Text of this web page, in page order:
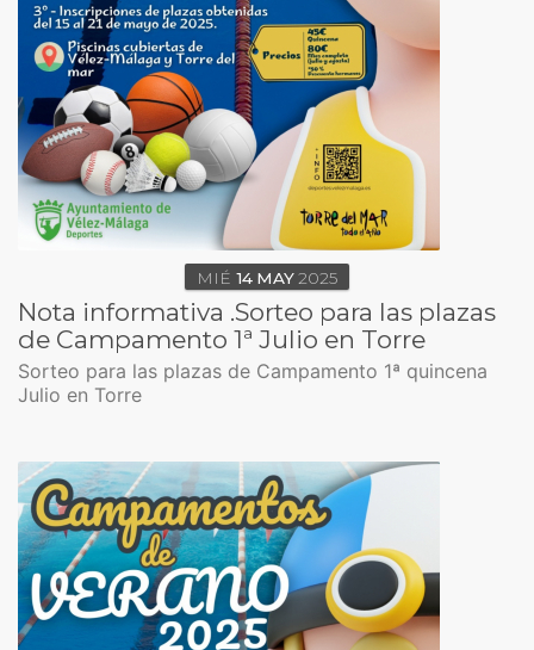
MIÉ 14 MAY2025
Nota informativa .Sorteo para las plazas
de Campamento 1ª Julio en Torre
Sorteo para las plazas de Campamento 1ª quincena
Julio en Torre